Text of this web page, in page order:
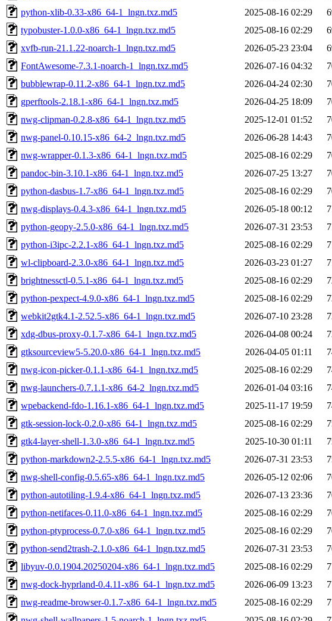
python-xlib-0.33-x86_64-1_lngn.txz.md5
2025-08-16 02:29
typobuster-1.0.0-x86_64-1_lngn.txz.md5
2025-08-16 02:29
xvfb-run-21.1.22-noarch-1_lngn.txz.md5
2026-05-23 23:04
FontAwesome-7.3.1-noarch-1_lngn.txz.md5
2026-07-16 04:32
bubblewrap-0.11.2-x86_64-1_lngn.txz.md5
2026-04-24 02:30
gperftools-2.18.1-x86_64-1_lngn.txz.md5
2026-04-25 18:09
nwg-clipman-0.2.8-x86_64-1_lngn.txz.md5
2025-12-01 01:52
nwg-panel-0.10.15-x86_64-2_lngn.txz.md5
2026-06-28 14:43
nwg-wrapper-0.1.3-x86_64-1_lngn.txz.md5
2025-08-16 02:29
pandoc-bin-3.10.1-x86_64-1_lngn.txz.md5
2026-07-25 13:27
python-dasbus-1.7-x86_64-1_lngn.txz.md5
2025-08-16 02:29
nwg-displays-0.4.3-x86_64-1_lngn.txz.md5
2026-05-18 00:12
python-geopy-2.5.0-x86_64-1_lngn.txz.md5
2026-07-31 23:53
python-i3ipc-2.2.1-x86_64-1_lngn.txz.md5
2025-08-16 02:29
wl-clipboard-2.3.0-x86_64-1_lngn.txz.md5
2026-03-23 01:27
brightnessctl-0.5.1-x86_64-1_lngn.txz.md5
2025-08-16 02:29
python-pexpect-4.9.0-x86_64-1_lngn.txz.md5
2025-08-16 02:29
webkit2gtk4.1-2.52.5-x86_64-1_lngn.txz.md5
2026-07-10 23:28
xdg-dbus-proxy-0.1.7-x86_64-1_lngn.txz.md5
2026-04-08 00:24
gtksourceview5-5.20.0-x86_64-1_lngn.txz.md5
2026-04-05 01:11
nwg-icon-picker-0.1.1-x86_64-1_lngn.txz.md5
2025-08-16 02:29
nwg-launchers-0.7.1.1-x86_64-2_lngn.txz.md5
2026-01-04 03:16
wpebackend-fdo-1.16.1-x86_64-1_lngn.txz.md5
2025-11-17 19:59
gtk-session-lock-0.2.0-x86_64-1_lngn.txz.md5
2025-08-16 02:29
gtk4-layer-shell-1.3.0-x86_64-1_lngn.txz.md5
2025-10-30 01:11
python-markdown2-2.5.5-x86_64-1_lngn.txz.md5
2026-07-31 23:53
nwg-shell-config-0.5.65-x86_64-1_lngn.txz.md5
2026-05-12 02:06
python-autotiling-1.9.4-x86_64-1_lngn.txz.md5
2026-07-13 23:36
python-netifaces-0.11.0-x86_64-1_lngn.txz.md5
2025-08-16 02:29
python-ptyprocess-0.7.0-x86_64-1_lngn.txz.md5
2025-08-16 02:29
python-send2trash-2.1.0-x86_64-1_lngn.txz.md5
2026-07-31 23:53
libyuv-0.0.1904.20250204-x86_64-1_lngn.txz.md5
2025-08-16 02:29
nwg-dock-hyprland-0.4.11-x86_64-1_lngn.txz.md5
2026-06-09 13:23
nwg-readme-browser-0.1.7-x86_64-1_lngn.txz.md5
2025-08-16 02:29